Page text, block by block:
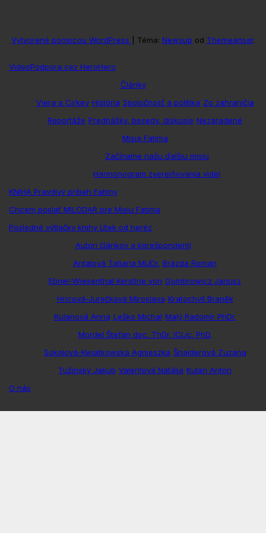
Vytvorené pomocou WordPress Téma: Newsup od Themeansar.
VideoPodpora cez HeroHero
Články
Viera a Cirkev História Spoločnosť a politika Zo zahraničia
Reportáže Prednášky, besedy, diskusie Nezaradené
Misia Fatima
Začíname našu ďalšiu misiu
Harmonogram zverejňovania videí
KNIHA Pravdivý príbeh Fatimy
Chcem poslať MILODAR pre Misiu Fatima
Posledné výtlačky knihy Útek od heréz
Autori článkov a korešpondenti
Antalová Tatiana MUDr. Brázda Roman
Ebner-Wiesenthal Kerstine von Gombrowicz Janusz
Hricová-Jurečková Miroslava Kratochvíl Braněk
Kulanová Anna Leško Michal Malý Radomír PhDr.
Mordel Štefan doc. ThDr. ICLic. PhD.
Sokolová-Kwiatkowska Agnieszka Šnajderová Zuzana
Tužinský Jakub Valentová Natália Kulan Anton
O nás